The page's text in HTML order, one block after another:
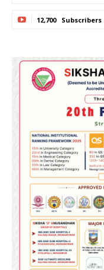
12,700 Subscribers